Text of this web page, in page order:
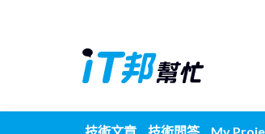
技術文章 技術問答 My